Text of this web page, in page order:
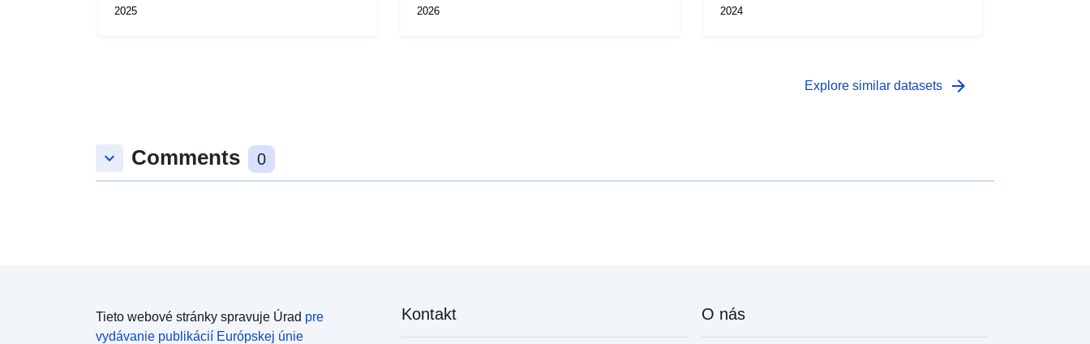
2025
2026
2024
Explore similar datasets arrow_forward
keyboard_arrow_down Comments 0
Tieto webové stránky spravuje Úrad pre
vydávanie publikácií Európskej únie
Kontakt O nás